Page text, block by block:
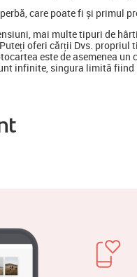
care poate fi și primul
mai multe tipuri de
oferi cărții Dvs. propriul
este de asemenea un
infinite, singura limită fiind